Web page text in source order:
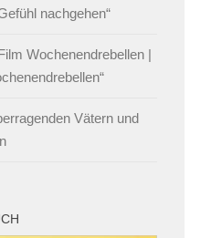
nachgehen“
Wochenendrebellen |
Vätern und